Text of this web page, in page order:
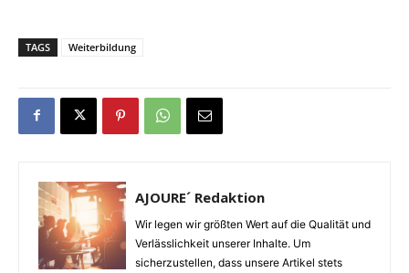
TAGS Weiterbildung
AJOURE´ Redaktion
Wir legen wir größten Wert auf die Qualität und
Verlässlichkeit unserer Inhalte. Um
sicherzustellen, dass unsere Artikel stets